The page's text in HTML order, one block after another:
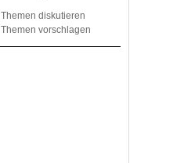
Themen diskutieren
Themen vorschlagen